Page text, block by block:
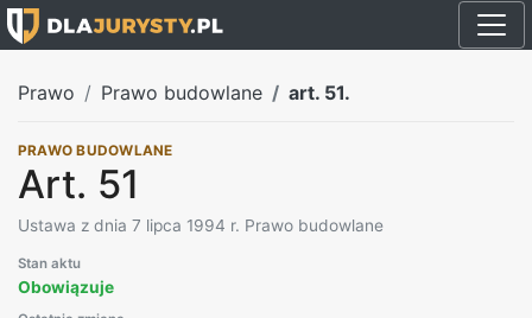
Prawo Prawo budowlane art. 51.
PRAWO BUDOWLANE
Art. 51
Ustawa z dnia 7 lipca 1994 r. Prawo budowlane
Stan aktu
Obowiązuje